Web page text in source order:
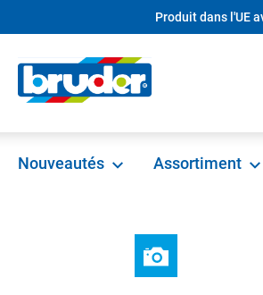
Passer à la navigation principale
Produit dans l'UE
Nouveautés Assortiment